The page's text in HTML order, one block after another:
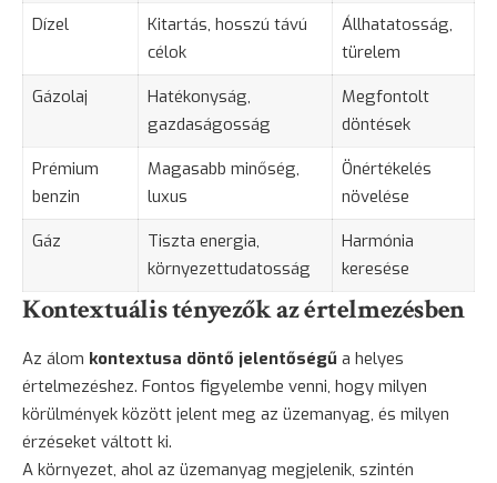
Dízel
Kitartás, hosszú távú
célok
Állhatatosság,
türelem
Gázolaj
Hatékonyság,
gazdaságosság
Megfontolt
döntések
Prémium
benzin
Magasabb minőség,
luxus
Önértékelés
növelése
Gáz
Tiszta energia,
környezettudatosság
Harmónia
keresése
Kontextuális tényezők az értelmezésben
Az álom kontextusa döntő jelentőségű a helyes
értelmezéshez. Fontos figyelembe venni, hogy milyen
körülmények között jelent meg az üzemanyag, és milyen
érzéseket váltott ki.
A környezet, ahol az üzemanyag megjelenik, szintén